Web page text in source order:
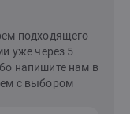
подходящего
уже через 5
напишите нам в
с выбором